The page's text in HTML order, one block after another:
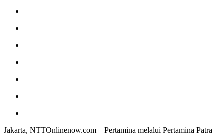
Jakarta, NTTOnlinenow.com – Pertamina melalui Pertamina Patra